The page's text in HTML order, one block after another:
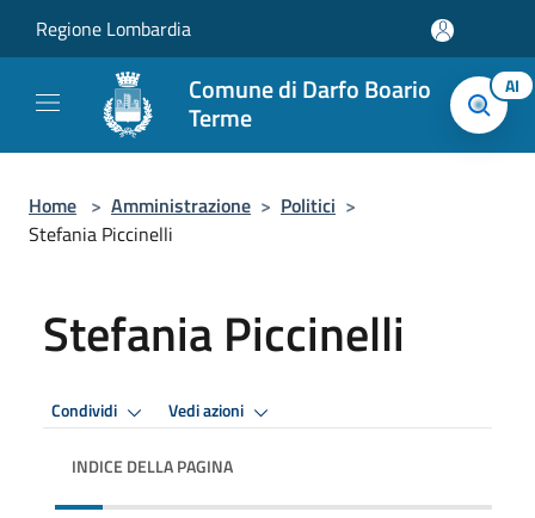
Regione Lombardia
Comune di Darfo Boario
Terme
AI
Home > Amministrazione > Politici >
Stefania Piccinelli
Stefania Piccinelli
Condividi Vedi azioni
INDICE DELLA PAGINA